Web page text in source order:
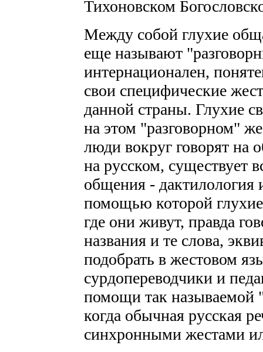
Тихоновском
Между собой глухие
еще называют
интернационален,
свои специфические
данной страны. Глухие
на этом "разговорном"
люди вокруг говорят на
на русском, существует
общения - дактилология
помощью которой
где они живут, правда
названия и те слова,
подобрать в жестовом
сурдопереводчики и
помощи так называемой
когда обычная русская
синхронными жестами